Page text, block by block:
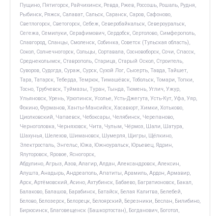
Пущино, Пятигорск, Райчихинск, Ревда, Ржев, Россошь, Рошаль, Рудня,
Рыбинск, Ряжск, Салават, Сальск, Саранск, Саров, Сафоново,
Светлогорск, Светогорск, Себеж, Северобайкальск, Североуральск,
Сегежа, Семилуки, Серафимович, Сердобск, Сертолово, Симферополь,
Славгород, Сланцы, Смоленск, Собинка, Советск (Тульская область),
Сокол, Солнечногорск, Сольцы, Сортавала, Сосновоборск, Сочи, Спасск,
Среднеколымск, Ставрополь, Старица, Старый Оскол, Строитель,
Суворов, Судогда, Сураж, Сурск, Сухой Лог, Сысерть, Тавда, Тайшет,
Тара, Татарск, Теберда, Темрюк, Тимашёвск, Тобольск, Томари, Топки,
Тосно, Трубчевск, Туймазы, Туран, Тында, Тюмень, Углич, Ужур,
Ульяновск, Урень, Урюпинск, Усолье, Усть-Джегута, Усть-Кут, Уфа, Уяр,
Фокино, Фурманов, Ханты-Мансийск, Хасавюрт, Химки, Хотьково,
Циолковский, Чапаевск, Чебоксары, Челябинск, Черепаново,
Черноголовка, Черняховск, Чита, Чулым, Чёрмоз, Шали, Шатура,
Шахунья, Шелехов, Шимановск, Шумерля, Щигры, Щёлкино,
Электросталь, Энгельс, Южа, Южноуральск, Юрьевец, Ядрин,
Ялуторовск, Яровое, Ясногорск,
Абдулино, Агрыз, Азов, Алагир, Алдан, Александровск, Алексин,
Алушта, Анадырь, Андреаполь, Апатиты, Арамиль, Ардон, Армавир,
Арск, Артёмовский, Асино, Ахтубинск, Бабаево, Багратионовск, Бакал,
Балаково, Балашов, Барабинск, Батайск, Белая Калитва, Белебей,
Белово, Белозерск, Белорецк, Белоярский, Березники, Беслан, Билибино,
Бирюсинск, Благовещенск (Башкортостан), Богданович, Боготол,